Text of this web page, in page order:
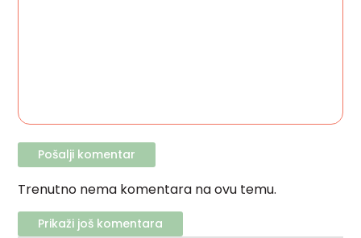
Trenutno nema komentara na ovu temu.
Prikaži još komentara